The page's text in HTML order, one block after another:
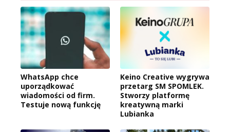
WhatsApp chce
uporządkować
wiadomości od firm.
Testuje nową funkcję
Keino Creative wygrywa
przetarg SM SPOMLEK.
Stworzy platformę
kreatywną marki
Lubianka